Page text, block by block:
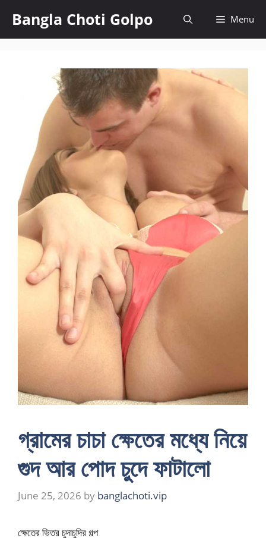
content
Bangla Choti Golpo Menu
গ্রামের চাচা ক্ষেতের মধ্যে নিয়ে
গুদ আর পোদ চুদে ফাটালো
June 25, 2026 by banglachoti.vip
ক্ষেতের ভিতর চুদাচুদির গল্প